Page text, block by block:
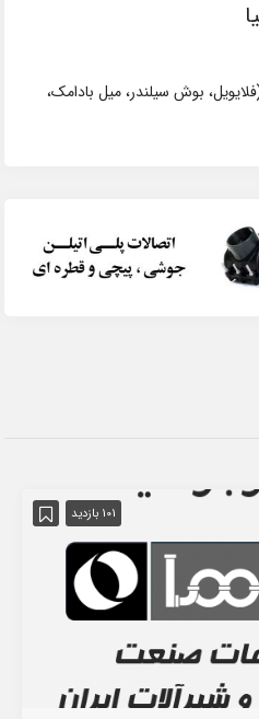
بوش سیلندر، میل بادامک،
101 بازدید